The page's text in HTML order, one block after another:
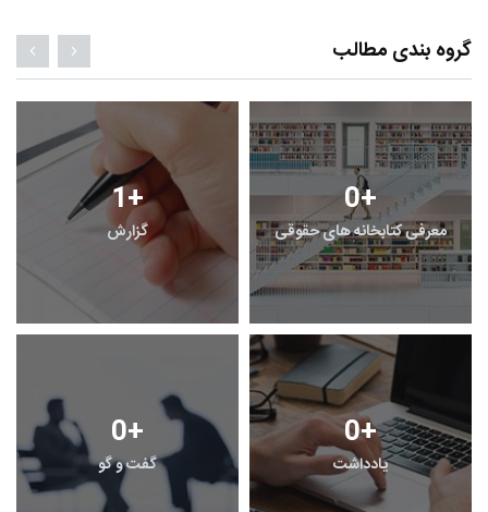
گروه بندی مطالب
1+
گزارش
0+
معرفی کتابخانه های حقوقی
0+
گفت و گو
0+
یادداشت